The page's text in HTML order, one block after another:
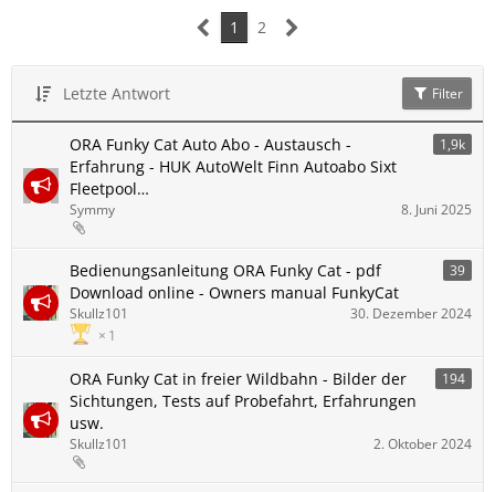
1 2
Letzte Antwort Filter
ORA Funky Cat Auto Abo - Austausch -
Erfahrung - HUK AutoWelt Finn Autoabo Sixt
Fleetpool…
1,9k
Symmy 8. Juni 2025
Bedienungsanleitung ORA Funky Cat - pdf
Download online - Owners manual FunkyCat
39
1
Skullz101 30. Dezember 2024
ORA Funky Cat in freier Wildbahn - Bilder der
Sichtungen, Tests auf Probefahrt, Erfahrungen
usw.
194
Skullz101 2. Oktober 2024